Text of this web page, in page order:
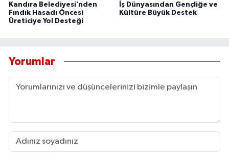
Kandıra Belediyesi’nden
Fındık Hasadı Öncesi
Üreticiye Yol Desteği
İş Dünyasından Gençliğe ve
Kültüre Büyük Destek
Yorumlar